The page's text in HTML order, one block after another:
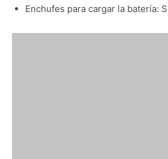
Enchufes para cargar la batería: